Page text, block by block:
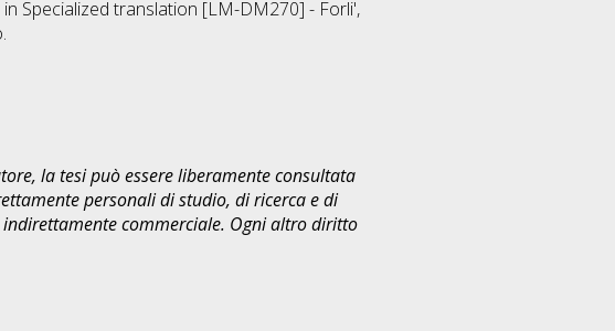
Specialized translation [LM-DM270] - Forli',
la tesi può essere liberamente consultata
personali di studio, di ricerca e di
commerciale. Ogni altro diritto